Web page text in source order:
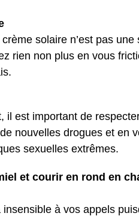
solaire n’est pas
rien non plus en vous
il est important de
nouvelles drogues et en
sexuelles extrêmes.
et courir en rond en
à vos appels